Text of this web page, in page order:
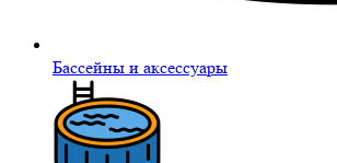
Бассейны и аксессуары